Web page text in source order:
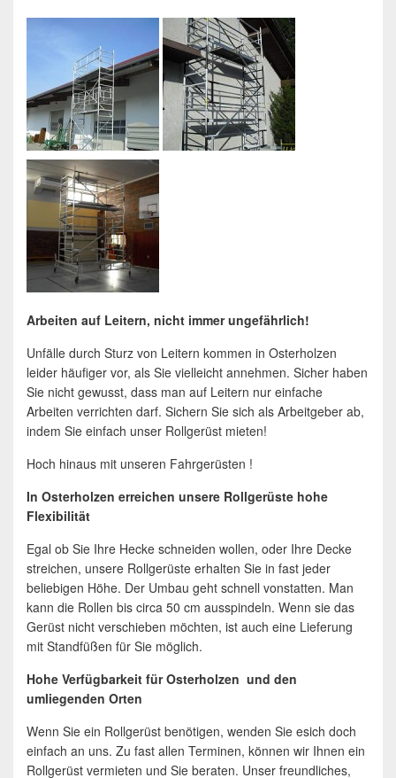
Arbeiten auf Leitern, nicht immer ungefährlich!
Unfälle durch Sturz von Leitern kommen in Osterholzen
leider häufiger vor, als Sie vielleicht annehmen. Sicher haben
Sie nicht gewusst, dass man auf Leitern nur einfache
Arbeiten verrichten darf. Sichern Sie sich als Arbeitgeber ab,
indem Sie einfach unser Rollgerüst mieten!
Hoch hinaus mit unseren Fahrgerüsten !
In Osterholzen erreichen unsere Rollgerüste hohe
Flexibilität
Egal ob Sie Ihre Hecke schneiden wollen, oder Ihre Decke
streichen, unsere Rollgerüste erhalten Sie in fast jeder
beliebigen Höhe. Der Umbau geht schnell vonstatten. Man
kann die Rollen bis circa 50 cm ausspindeln. Wenn sie das
Gerüst nicht verschieben möchten, ist auch eine Lieferung
mit Standfüßen für Sie möglich.
Hohe Verfügbarkeit für Osterholzen und den
umliegenden Orten
Wenn Sie ein Rollgerüst benötigen, wenden Sie esich doch
einfach an uns. Zu fast allen Terminen, können wir Ihnen ein
Rollgerüst vermieten und Sie beraten. Unser freundliches,